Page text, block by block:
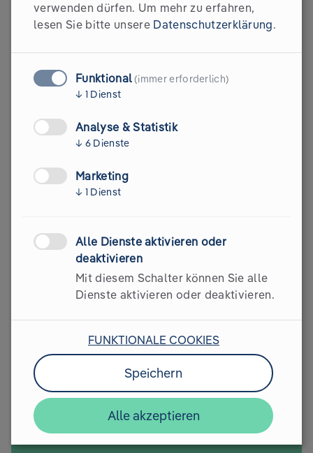
INVESTITION IN DEINE
WETTBEWERBSFÄHIGKEIT
Preise & Kontingente
verwenden dürfen. Um mehr zu erfahren,
lesen Sie bitte unsere Datenschutzerklärung.
Funktional(immer erforderlich)
↓ 1 Dienst
Analyse & Statistik
↓ 6 Dienste
Marketing
↓ 1 Dienst
Alle Dienste aktivieren oder
deaktivieren
Mit diesem Schalter können Sie alle
Dienste aktivieren oder deaktivieren.
FUNKTIONALE COOKIES
Speichern
Alle akzeptieren